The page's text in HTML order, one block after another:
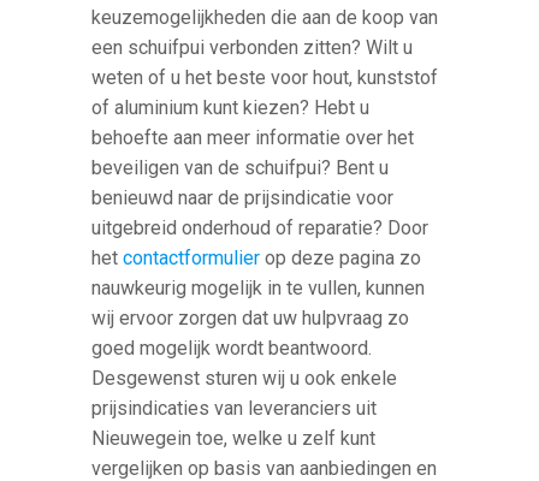
keuzemogelijkheden die aan de koop van
een schuifpui verbonden zitten? Wilt u
weten of u het beste voor hout, kunststof
of aluminium kunt kiezen? Hebt u
behoefte aan meer informatie over het
beveiligen van de schuifpui? Bent u
benieuwd naar de prijsindicatie voor
uitgebreid onderhoud of reparatie? Door
hetcontactformulier op deze pagina zo
nauwkeurig mogelijk in te vullen, kunnen
wij ervoor zorgen dat uw hulpvraag zo
goed mogelijk wordt beantwoord.
Desgewenst sturen wij u ook enkele
prijsindicaties van leveranciers uit
Nieuwegein toe, welke u zelf kunt
vergelijken op basis van aanbiedingen en